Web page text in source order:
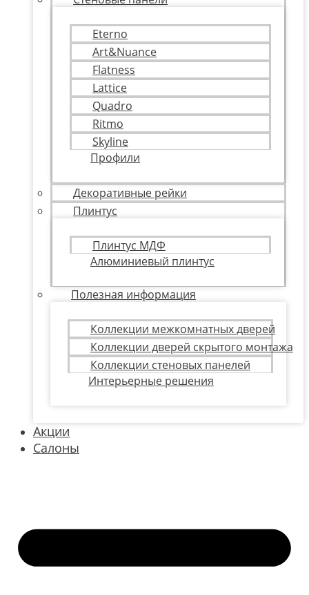
Eterno
Art&Nuance
Flatness
Lattice
Quadro
Ritmo
Skyline
Профили
Декоративные рейки
Плинтус
Плинтус МДФ
Алюминиевый плинтус
Полезная информация
Коллекции межкомнатных дверей
Коллекции дверей скрытого монтажа
Коллекции стеновых панелей
Интерьерные решения
Акции
Салоны